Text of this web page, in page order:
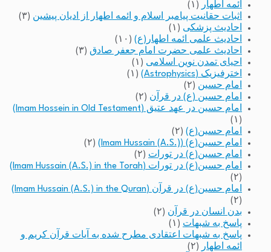
ائمه اطهار
(۱)
اثبات حقانیت پیامبر اسلام و ائمه اطهار از ادیان پیشین (۳)
احادیث پزشکی (۱)
احادیث علمی ائمه اطهار(ع) (۱۰)
احادیث علمی حضرت امام جعفر صادق (۳)
احیای تمدن نوین اسلامی (۱)
اخترفیزیک (Astrophysics)
(۱)
امام حسین (۲)
امام حسین (ع) در قرآن (۲)
امام حسین در عهد عتیق (Imam Hossein in Old Testament)
(۱)
امام حسین(ع) (۲)
امام حسین(ع) (Imam Hussain (A.S.))
(۲)
امام حسین(ع) در تورات (۲)
امام حسین(ع) در تورات (Imam Hussain (A.S.) in the Torah)
(۲)
امام حسین(ع) در قرآن (Imam Hussain (A.S.) in the Quran)
(۲)
بدن انسان در قرآن (۲)
پاسخ به شبهات (۱)
پاسخ به شبهات اعتقادی مطرح شده به آیات قرآن کریم و
ائمه اطهار
(۲)